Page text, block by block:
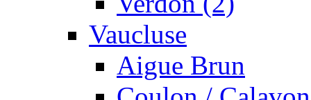
Vaucluse
Aigue Brun